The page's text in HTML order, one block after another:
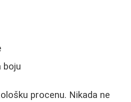
boju
procenu. Nikada ne